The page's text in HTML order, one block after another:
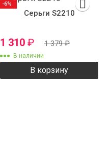
Серьги S2210
1 310 ₽ 1 379₽
В наличии
В корзину
-6%